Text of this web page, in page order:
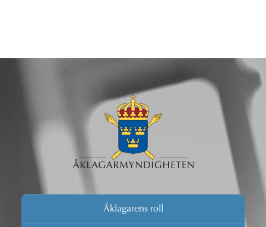
Åklagarens roll